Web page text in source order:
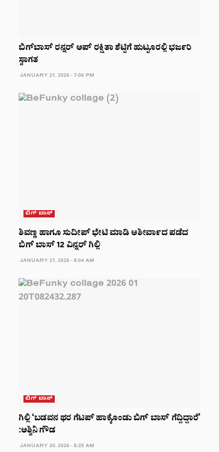
ಬಿಗ್‌ಬಾಸ್‌ ರನ್ನರ್‌ ಅಪ್‌ ರಕ್ಷಿತಾ ಶೆಟ್ಟಿಗೆ ಹುಟ್ಟೂರಲ್ಲಿ ಭರ್ಜರಿ
ಸ್ವಾಗತ
JANUARY 21, 2026 - 7:06 PM
ಬಿಗ್ ಬಾಸ್
ಶಿವಣ್ಣ ಹಾಗೂ ಸುದೀಪ್ ಭೇಟಿ ಮಾಡಿ ಆಶೀರ್ವಾದ ಪಡೆದ
ಬಿಗ್ ಬಾಸ್ 12 ವಿನ್ನರ್ ಗಿಲ್ಲಿ
JANUARY 21, 2026 - 8:04 AM
ಬಿಗ್ ಬಾಸ್
ಗಿಲ್ಲಿ ‘ಬಡವನ ಥರ ಗೆಟಪ್ ಹಾಕ್ಕೊಂಡು ಬಿಗ್ ಬಾಸ್ ಗೆದ್ದಿದ್ದಾರೆ’
:ಅಶ್ವಿನಿ ಗೌಡ
JANUARY 20, 2026 - 8:25 AM